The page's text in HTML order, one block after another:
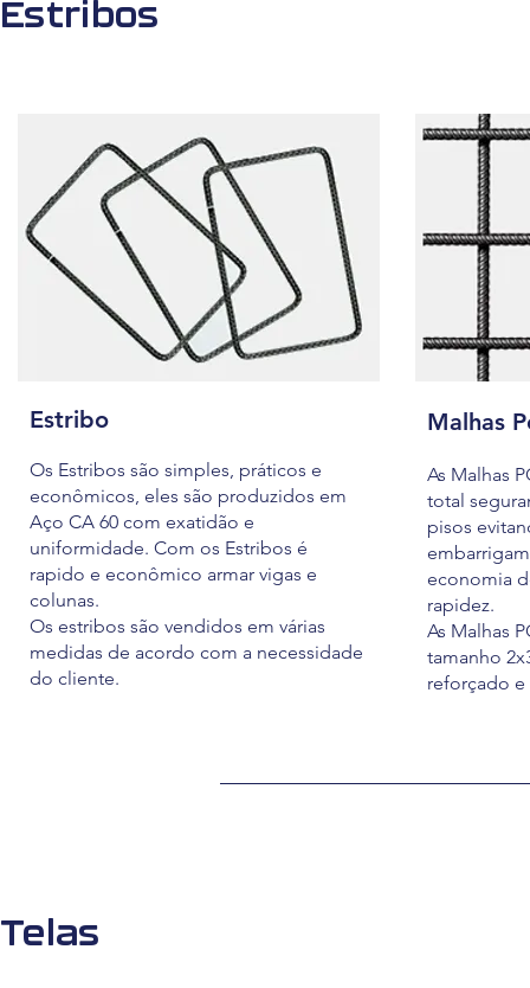
Estribos
Estribo
Os Estribos são simples, práticos e
econômicos, eles são produzidos em
Aço CA 60 com exatidão e
uniformidade. Com os Estribos é
rapido e econômico armar vigas e
colunas.
Os estribos são vendidos em várias
medidas de acordo com a necessidade
do cliente.
Malhas
As Malhas
total
pisos
economia
rapidez.
As Malhas
tamanho
reforçado
Telas